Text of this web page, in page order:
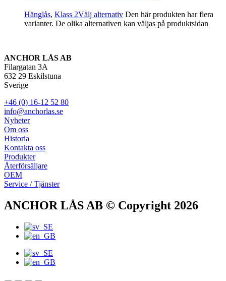
Hänglås, Klass 2Välj alternativ Den här produkten har flera
varianter. De olika alternativen kan väljas på produktsidan
ANCHOR LÅS AB
Filargatan 3A
632 29 Eskilstuna
Sverige
+46 (0) 16-12 52 80
info@anchorlas.se
Nyheter
Om oss
Historia
Kontakta oss
Produkter
Återförsäljare
OEM
Service / Tjänster
ANCHOR LÅS AB © Copyright 2026